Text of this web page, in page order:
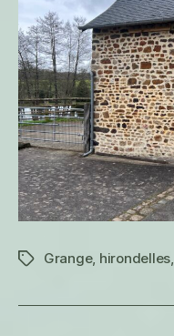
Étiquettes
Grange, hirondelles,